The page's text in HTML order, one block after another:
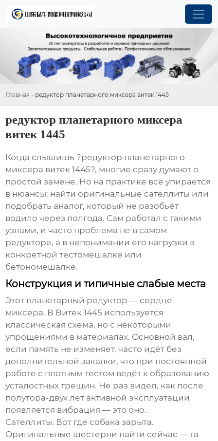
Главная - редуктор планетарного миксера витек 1445
редуктор планетарного миксера
витек 1445
Когда слышишь ?редуктор планетарного
миксера витек 1445?, многие сразу думают о
простой замене. Но на практике всё упирается
в нюансы: найти оригинальные сателлиты или
подобрать аналог, который не разобьёт
водило через полгода. Сам работал с такими
узлами, и часто проблема не в самом
редукторе, а в непонимании его нагрузки в
конкретной тестомешалке или
бетономешалке.
Конструкция и типичные слабые места
Этот планетарный редуктор — сердце
миксера. В Витек 1445 используется
классическая схема, но с некоторыми
упрощениями в материалах. Основной вал,
если память не изменяет, часто идёт без
дополнительной закалки, что при постоянной
работе с плотным тестом ведёт к образованию
усталостных трещин. Не раз видел, как после
полутора-двух лет активной эксплуатации
появляется вибрация — это оно.
Сателлиты. Вот где собака зарыта.
Оригинальные шестерни найти сейчас — та